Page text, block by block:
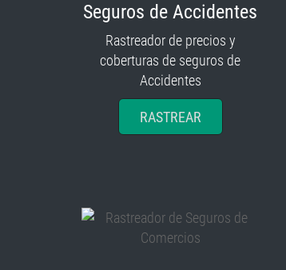
Seguros de Accidentes
Rastreador de precios y
coberturas de seguros de
Accidentes
RASTREAR